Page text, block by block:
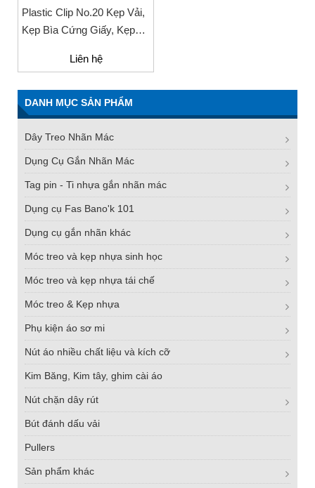
Plastic Clip No.20 Kẹp Vải,
Kẹp Bìa Cứng Giấy, Kẹp
Liên hệ
DANH MỤC SẢN PHẨM
Dây Treo Nhãn Mác
Dụng Cụ Gắn Nhãn Mác
Tag pin - Ti nhựa gắn nhãn mác
Dụng cụ Fas Bano'k 101
Dụng cụ gắn nhãn khác
Móc treo và kẹp nhựa sinh học
Móc treo và kẹp nhựa tái chế
Móc treo & Kẹp nhựa
Phụ kiện áo sơ mi
Nút áo nhiều chất liệu và kích cỡ
Kim Băng, Kim tây, ghim cài áo
Nút chặn dây rút
Bút đánh dấu vải
Pullers
Sản phẩm khác